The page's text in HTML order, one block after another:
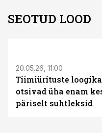
SEOTUD LOOD
20.05.26, 11:00
Tiimiürituste
otsivad üha enam
päriselt suhtleksid